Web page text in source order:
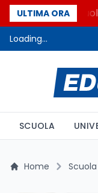
ULTIMA ORA
“Noi siamo le
Loading...
SCUOLA
Home Scuola